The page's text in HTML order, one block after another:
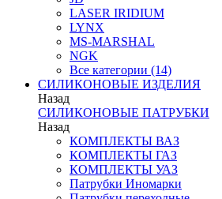
LASER IRIDIUM
LYNX
MS-MARSHAL
NGK
Все категории (14)
СИЛИКОНОВЫЕ ИЗДЕЛИЯ
Назад
СИЛИКОНОВЫЕ ПАТРУБКИ
Назад
КОМПЛЕКТЫ ВАЗ
КОМПЛЕКТЫ ГАЗ
КОМПЛЕКТЫ УАЗ
Патрубки Иномарки